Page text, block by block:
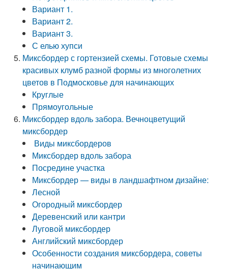
Вариант 1.
Вариант 2.
Вариант 3.
С елью хупси
Миксбордер с гортензией схемы. Готовые схемы
красивых клумб разной формы из многолетних
цветов в Подмосковье для начинающих
Круглые
Прямоугольные
Миксбордер вдоль забора. Вечноцветущий
миксбордер
Виды миксбордеров
Миксбордер вдоль забора
Посредине участка
Миксбордер — виды в ландшафтном дизайне:
Лесной
Огородный миксбордер
Деревенский или кантри
Луговой миксбордер
Английский миксбордер
Особенности создания миксбордера, советы
начинающим